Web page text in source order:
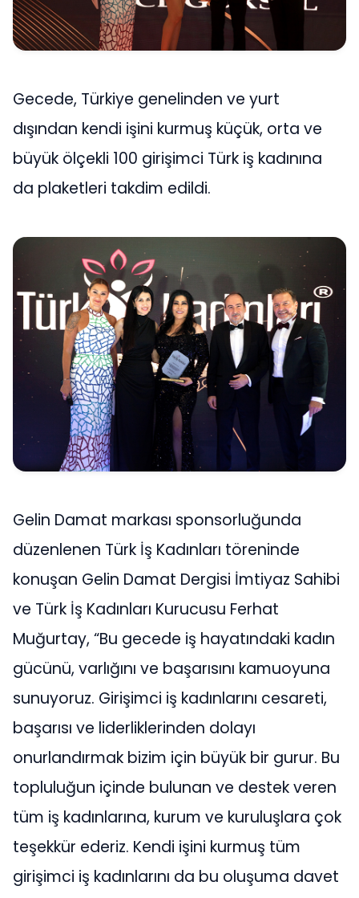
Gecede, Türkiye genelinden ve yurt
dışından kendi işini kurmuş küçük, orta ve
büyük ölçekli 100 girişimci Türk iş kadınına
da plaketleri takdim edildi.
Gelin Damat markası sponsorluğunda
düzenlenen Türk İş Kadınları töreninde
konuşan Gelin Damat Dergisi İmtiyaz Sahibi
ve Türk İş Kadınları Kurucusu Ferhat
Muğurtay, “Bu gecede iş hayatındaki kadın
gücünü, varlığını ve başarısını kamuoyuna
sunuyoruz. Girişimci iş kadınlarını cesareti,
başarısı ve liderliklerinden dolayı
onurlandırmak bizim için büyük bir gurur. Bu
topluluğun içinde bulunan ve destek veren
tüm iş kadınlarına, kurum ve kuruluşlara çok
teşekkür ederiz. Kendi işini kurmuş tüm
girişimci iş kadınlarını da bu oluşuma davet